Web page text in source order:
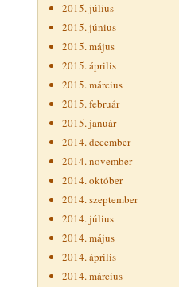
2015. július
2015. június
2015. május
2015. április
2015. március
2015. február
2015. január
2014. december
2014. november
2014. október
2014. szeptember
2014. július
2014. május
2014. április
2014. március